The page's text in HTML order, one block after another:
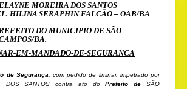
MOREIRA DOS SANTOS
HILINA SERAPHIN FALCÃO – OAB/BA
DO MUNICIPIO DE SÃO
BA.
EM-MANDADO-DE-SEGURANCA
de Segurança, com pedido de liminar, impetrado por
DOS SANTOS contra ato doPrefeito deSÃO